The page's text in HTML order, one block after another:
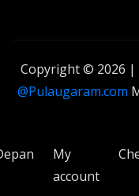
Copyright © 2026 |
@Pulaugaram.com
My
account